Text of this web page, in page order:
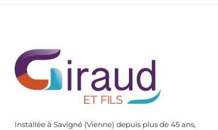
Installée à Savigné (Vienne) depuis plus de 45 ans,